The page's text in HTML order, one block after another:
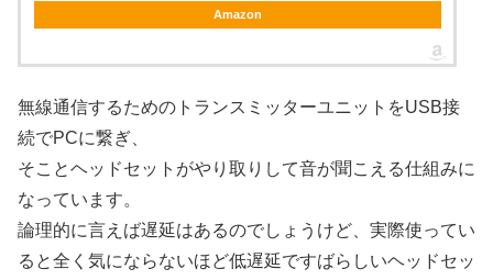
Amazon
無線通信するためのトランスミッターユニットをUSB接
続でPCに繋ぎ、
そことヘッドセットがやり取りして音が聞こえる仕組みに
なっています。
論理的に言えば遅延はあるのでしょうけど、実際使ってい
ると全く気にならないほど低遅延ですばらしいヘッドセッ